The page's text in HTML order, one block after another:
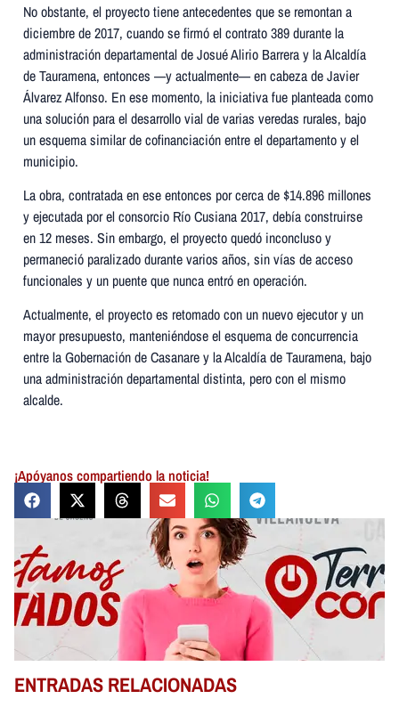
No obstante, el proyecto tiene antecedentes que se remontan a
diciembre de 2017, cuando se firmó el contrato 389 durante la
administración departamental de Josué Alirio Barrera y la Alcaldía
de Tauramena, entonces —y actualmente— en cabeza de Javier
Álvarez Alfonso. En ese momento, la iniciativa fue planteada como
una solución para el desarrollo vial de varias veredas rurales, bajo
un esquema similar de cofinanciación entre el departamento y el
municipio.
La obra, contratada en ese entonces por cerca de $14.896 millones
y ejecutada por el consorcio Río Cusiana 2017, debía construirse
en 12 meses. Sin embargo, el proyecto quedó inconcluso y
permaneció paralizado durante varios años, sin vías de acceso
funcionales y un puente que nunca entró en operación.
Actualmente, el proyecto es retomado con un nuevo ejecutor y un
mayor presupuesto, manteniéndose el esquema de concurrencia
entre la Gobernación de Casanare y la Alcaldía de Tauramena, bajo
una administración departamental distinta, pero con el mismo
alcalde.
¡Apóyanos compartiendo la noticia!
ENTRADAS RELACIONADAS